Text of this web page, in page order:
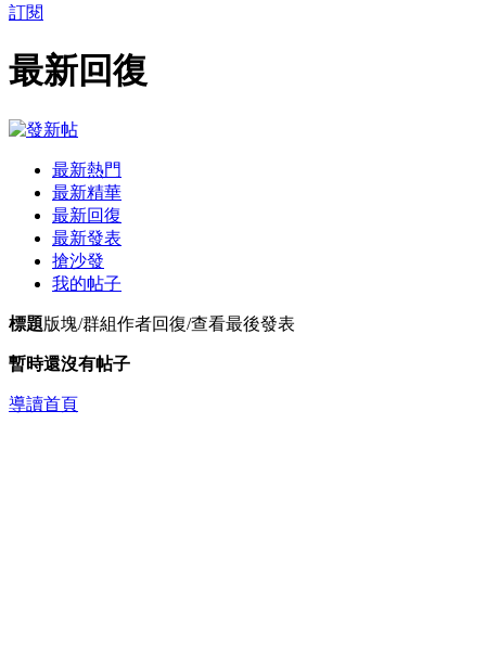
訂閱
最新回復
最新熱門
最新精華
最新回復
最新發表
搶沙發
我的帖子
標題版塊/群組作者回復/查看最後發表
暫時還沒有帖子
導讀首頁